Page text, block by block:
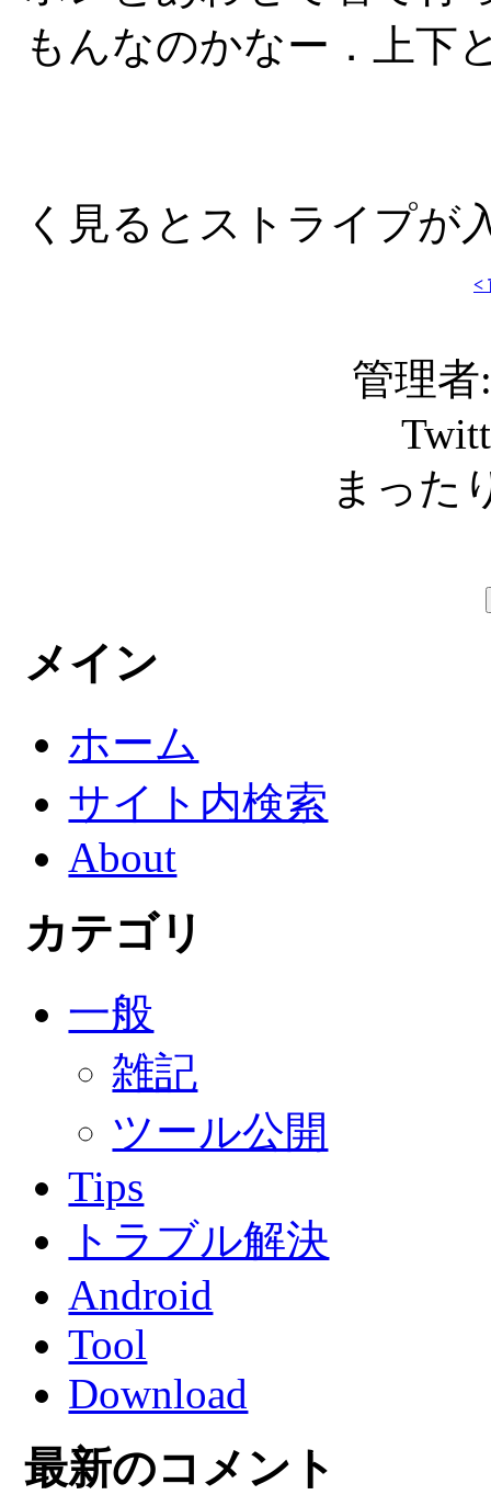
もんなのかなー．上下
く見るとストライプ
<
管理者
まった
メイン
ホーム
サイト内検索
About
カテゴリ
一般
雑記
ツール公開
Tips
トラブル解決
Android
Tool
Download
最新のコメント